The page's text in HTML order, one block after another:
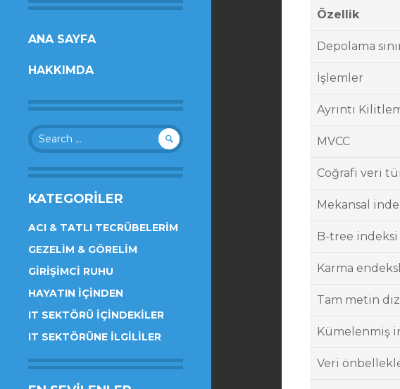
SKIP
CONTENT
ANA SAYFA
HAKKIMDA
Search
for:
KATEGORILER
ACI & TATLI TECRÜBELERIM
GEZELIM & GÖRELIM
GIRIŞIMCI RUHU
HAYATIN İÇINDEN
IT SEKTÖRÜ İÇINDEKILER
IT SEKTÖRÜNE İLGILILER
Özellik
Depolama
İşlemler
Ayrıntı
MVCC
Coğrafi veri
Mekansal
B-tree indeksi
Karma
Tam metin
Kümelenmiş
Veri